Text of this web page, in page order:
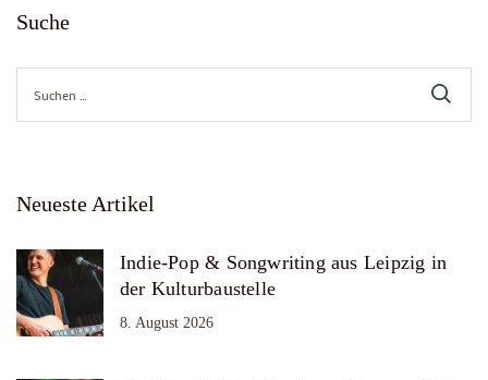
Suche
nach:
Neueste Artikel
Indie-Pop & Songwriting aus Leipzig in
der Kulturbaustelle
8. August 2026